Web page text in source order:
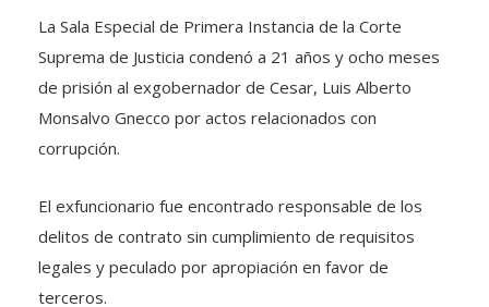
La Sala Especial de Primera Instancia de la Corte
Suprema de Justicia condenó a 21 años y ocho meses
de prisión al exgobernador de Cesar, Luis Alberto
Monsalvo Gnecco por actos relacionados con
corrupción.
El exfuncionario fue encontrado responsable de los
delitos de contrato sin cumplimiento de requisitos
legales y peculado por apropiación en favor de
terceros.